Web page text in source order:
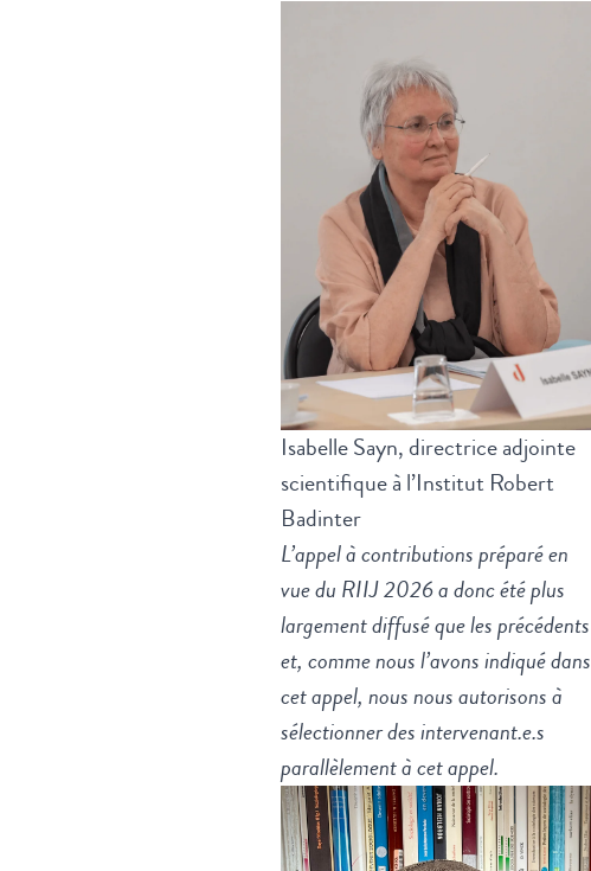
Isabelle Sayn, directrice adjointe
scientifique à l’Institut Robert
Badinter
L’appel à contributions préparé en
vue du RIIJ 2026 a donc été plus
largement diffusé que les précédents
et, comme nous l’avons indiqué dans
cet appel, nous nous autorisons à
sélectionner des intervenant.e.s
parallèlement à cet appel.